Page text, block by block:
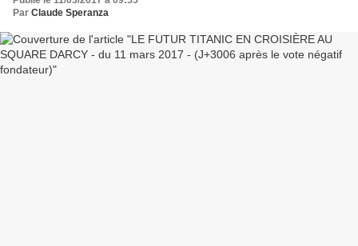
Par Claude Speranza